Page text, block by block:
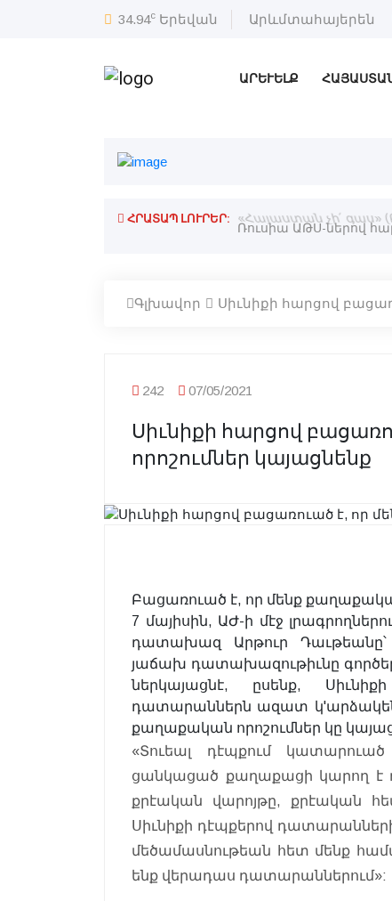
34.94c Երեվան Արևմտահայերեն
ԱՐԵՒԵԼՔ
ՀՐԱՏԱՊ ԼՈՒՐԵՐ:
Ռուսիա ԱԹՍ-ներով
«Հայաստան չի՛ գաս»
Գլխավոր Սիւնիքի հարցով
242 07/05/2021
Սիւնիքի հարցով
որոշումներ կայացնենք
Բացառուած է, որ մենք
7 մայիսին, ԱԺ-ի մէջ
դատախազ Արթուր
յաճախ դատախազութիւնը գործեր
ներկայացնէ, ըսենք,
դատարաններն ազատ
քաղաքական որոշումներ կը
«Տուեալ դէպքում
ցանկացած քաղաքացի կարող է
քրէական վարոյթը, քրէական
Սիւնիքի դէպքերով
մեծամասնութեան հետ մենք
ենք վերադաս դատարաններում»: